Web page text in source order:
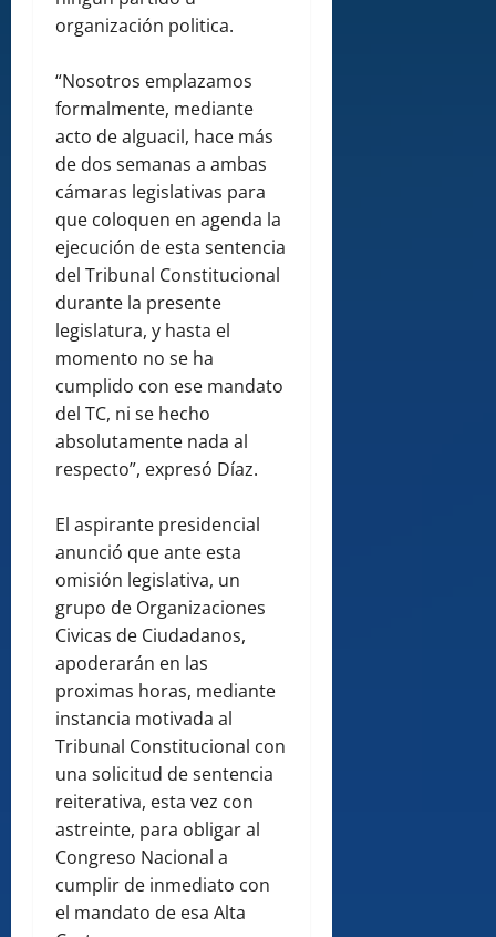
organización politica.
“Nosotros emplazamos
formalmente, mediante
acto de alguacil, hace más
de dos semanas a ambas
cámaras legislativas para
que coloquen en agenda la
ejecución de esta sentencia
del Tribunal Constitucional
durante la presente
legislatura, y hasta el
momento no se ha
cumplido con ese mandato
del TC, ni se hecho
absolutamente nada al
respecto”, expresó Díaz.
El aspirante presidencial
anunció que ante esta
omisión legislativa, un
grupo de Organizaciones
Civicas de Ciudadanos,
apoderarán en las
proximas horas, mediante
instancia motivada al
Tribunal Constitucional con
una solicitud de sentencia
reiterativa, esta vez con
astreinte, para obligar al
Congreso Nacional a
cumplir de inmediato con
el mandato de esa Alta